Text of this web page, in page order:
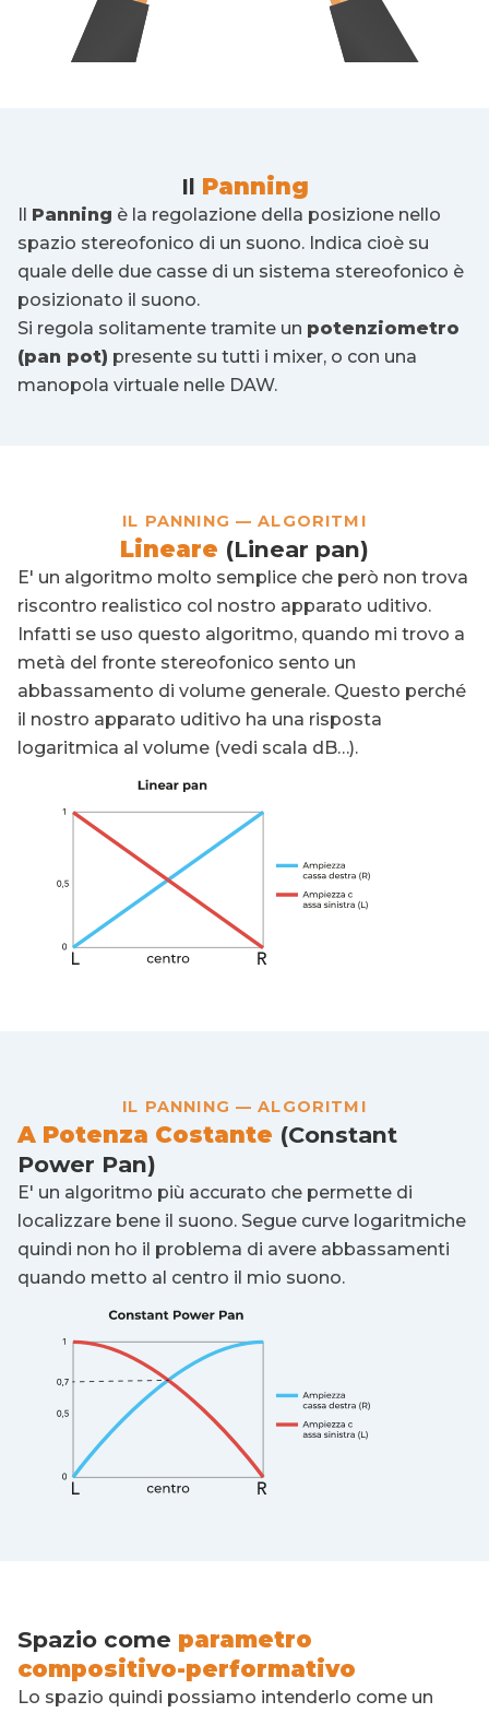
Il Panning
Panning è la regolazione della posizione nello
spazio stereofonico di un suono. Indica cioè su
quale delle due casse di un sistema stereofonico è
posizionato il suono.
Si regola solitamente tramite un potenziometro
(pan pot) presente su tutti i mixer, o con una
manopola virtuale nelle DAW.
IL PANNING — ALGORITMI
Lineare (Linear pan)
E' un algoritmo molto semplice che però non trova
riscontro realistico col nostro apparato uditivo.
Infatti se uso questo algoritmo, quando mi trovo a
metà del fronte stereofonico sento un
abbassamento di volume generale. Questo perché
il nostro apparato uditivo ha una risposta
logaritmica al volume (vedi scala dB…).
IL PANNING — ALGORITMI
A Potenza Costante (Constant
Power Pan)
E' un algoritmo più accurato che permette di
localizzare bene il suono. Segue curve logaritmiche
quindi non ho il problema di avere abbassamenti
quando metto al centro il mio suono.
Spazio come parametro
compositivo-performativo
Lo spazio quindi possiamo intenderlo come un